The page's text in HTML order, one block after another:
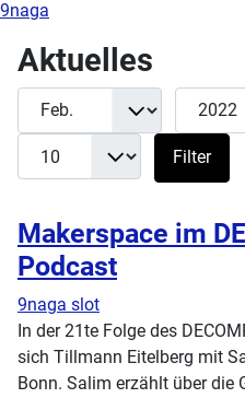
9naga
Aktuelles
Filter
Monat Jahr
Filter
Makerspace im
Podcast
9naga slot
In der 21te Folge des
sich Tillmann Eitelberg mit
Bonn. Salim erzählt über die